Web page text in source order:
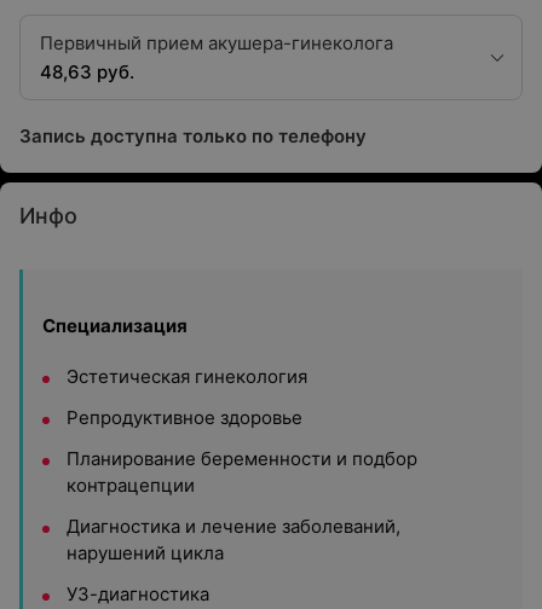
Первичный прием акушера-гинеколога
48,63 руб.
Запись доступна только по телефону
Инфо
Специализация
Эстетическая гинекология
Репродуктивное здоровье
Планирование беременности и подбор
контрацепции
Диагностика и лечение заболеваний,
нарушений цикла
УЗ-диагностика